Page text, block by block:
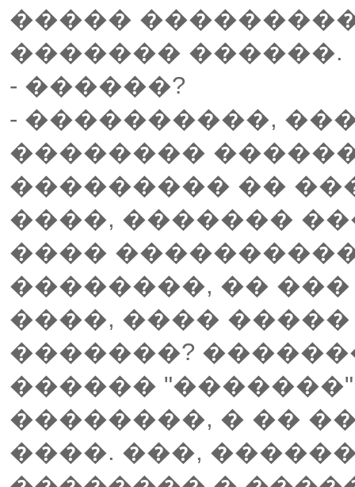
�����
������� ������.
- ������?
- ����������,
��������
��������� ��
����, �������
����
��������, ��
����, ����
�������?
������
��������, � ��
����. ���,